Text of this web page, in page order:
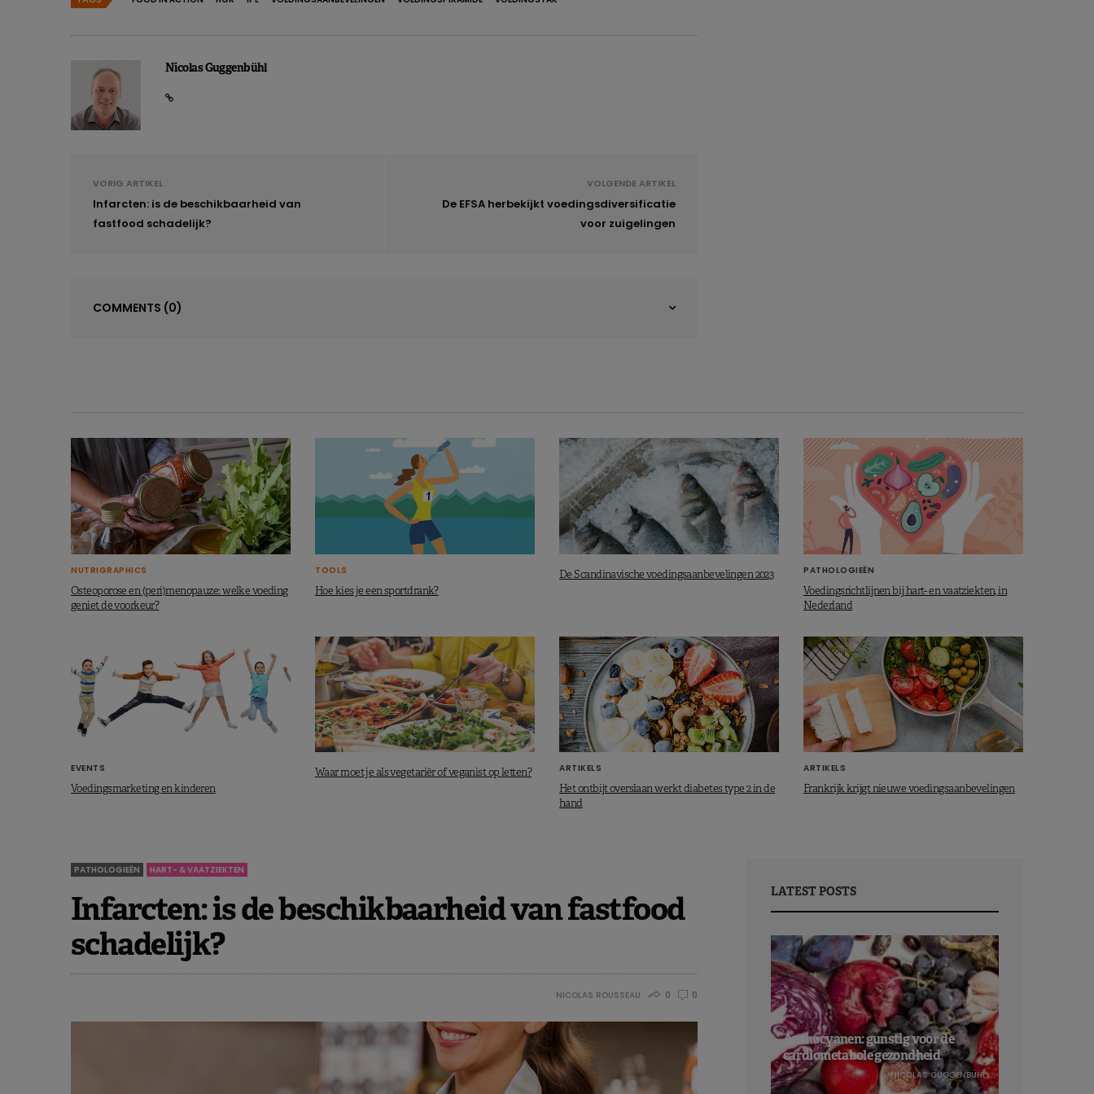
Nicolas Guggenbühl
VORIG ARTIKEL
Infarcten: is de beschikbaarheid van
fastfood schadelijk?
VOLGENDE ARTIKEL
De EFSA herbekijkt voedingsdiversificatie
voor zuigelingen
COMMENTS (0)
NUTRIGRAPHICS
Osteoporose en (peri)menopauze: welke voeding
geniet de voorkeur?
TOOLS
Hoe kies je een sportdrank?
De Scandinavische voedingsaanbevelingen 2023 PATHOLOGIEËN
Voedingsrichtlijnen bij hart- en vaatziekten, in
Nederland
EVENTS
Voedingsmarketing en kinderen
Waar moet je als vegetariër of veganist op letten? ARTIKELS
Het ontbijt overslaan werkt diabetes type 2 in de
hand
ARTIKELS
Frankrijk krijgt nieuwe voedingsaanbevelingen
PATHOLOGIEËN HART- & VAATZIEKTEN
Infarcten: is de beschikbaarheid van fastfood
schadelijk?
NICOLAS ROUSSEAU 0 0
LATEST POSTS
Anthocyanen: gunstig voor de
cardiometabole gezondheid
NICOLAS GUGGENBÜHL